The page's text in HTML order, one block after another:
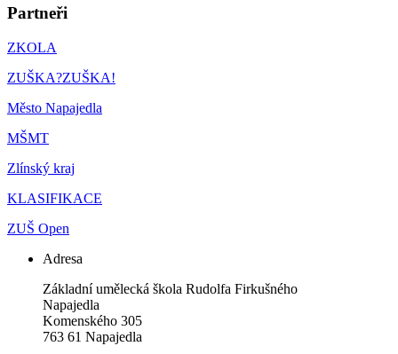
Partneři
ZKOLA
ZUŠKA?ZUŠKA!
Město Napajedla
MŠMT
Zlínský kraj
KLASIFIKACE
ZUŠ Open
Adresa
Základní umělecká škola Rudolfa Firkušného
Napajedla
Komenského 305
763 61 Napajedla